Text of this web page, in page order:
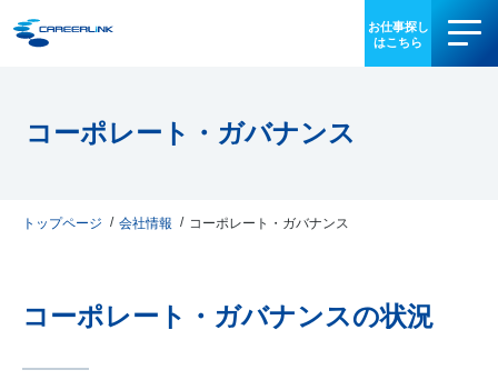
お役立ち情報
コーポレート・ガバナンス
トップページ 会社情報 コーポレート・ガバナンス
コーポレート・ガバナンスの状況